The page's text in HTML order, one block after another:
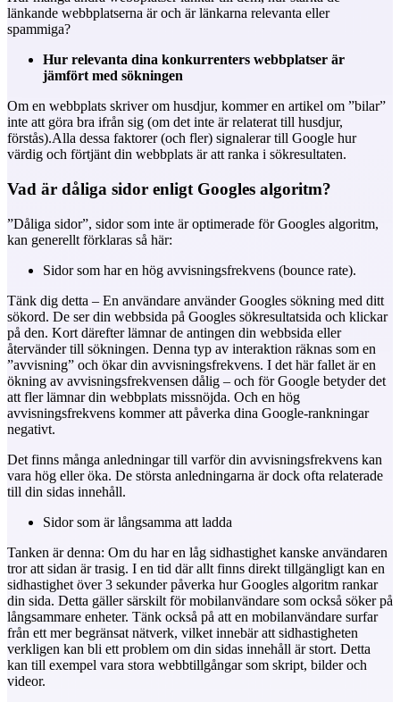
länkande webbplatserna är och är länkarna relevanta eller
spammiga?
Hur relevanta dina konkurrenters webbplatser är
jämfört med sökningen
Om en webbplats skriver om husdjur, kommer en artikel om ”bilar”
inte att göra bra ifrån sig (om det inte är relaterat till husdjur,
förstås).Alla dessa faktorer (och fler) signalerar till Google hur
värdig och förtjänt din webbplats är att ranka i sökresultaten.
Vad är dåliga sidor enligt Googles algoritm?
”Dåliga sidor”, sidor som inte är optimerade för Googles algoritm,
kan generellt förklaras så här:
Sidor som har en hög avvisningsfrekvens (bounce rate).
Tänk dig detta – En användare använder Googles sökning med ditt
sökord. De ser din webbsida på Googles sökresultatsida och klickar
på den. Kort därefter lämnar de antingen din webbsida eller
återvänder till sökningen. Denna typ av interaktion räknas som en
”avvisning” och ökar din avvisningsfrekvens. I det här fallet är en
ökning av avvisningsfrekvensen dålig – och för Google betyder det
att fler lämnar din webbplats missnöjda. Och en hög
avvisningsfrekvens kommer att påverka dina Google-rankningar
negativt.
Det finns många anledningar till varför din avvisningsfrekvens kan
vara hög eller öka. De största anledningarna är dock ofta relaterade
till din sidas innehåll.
Sidor som ärlångsamma att ladda
Tanken är denna: Om du har en låg sidhastighet kanske användaren
tror att sidan är trasig. I en tid där allt finns direkt tillgängligt kan en
sidhastighet över 3 sekunder påverka hur Googles algoritm rankar
din sida. Detta gäller särskilt för mobilanvändare som också söker på
långsammare enheter. Tänk också på att en mobilanvändare surfar
från ett mer begränsat nätverk, vilket innebär att sidhastigheten
verkligen kan bli ett problem om din sidas innehåll är stort. Detta
kan till exempel vara stora webbtillgångar som skript, bilder och
videor.